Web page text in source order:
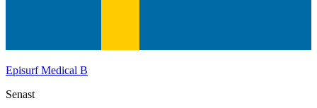
Episurf Medical B
Senast